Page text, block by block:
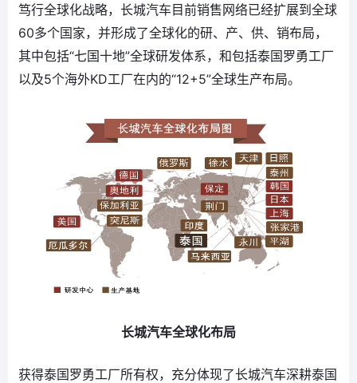
笃行全球化战略，长城汽车目前销售网络已经扩展到全球
60多个国家，并形成了全球化的研、产、供、销布局，
其中包括“七国十地”全球研发体系，和包括泰国罗勇工厂
以及5个海外KD工厂在内的“12+5”全球生产布局。
长城汽车全球化布局
获得泰国罗勇工厂所有权，充分体现了长城汽车深耕泰国